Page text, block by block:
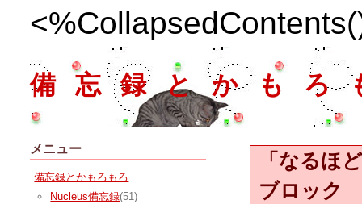
備忘録とかもろ
「なるほ
ブロック
メニュー
備忘録とかもろもろ
Nucleus備忘録(51)